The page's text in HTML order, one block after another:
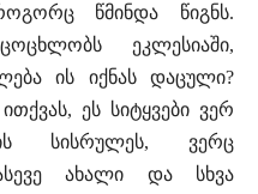
წმინდა წიგნს.
ეკლესიაში,
ის იქნას დაცული?
ეს სიტყვები ვერ
სისრულეს, ვერც
ახალი და სხვა